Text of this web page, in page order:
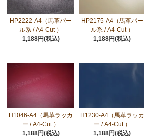
HP2222-A4（馬革パー
ル系 / A4-Cut ）
1,188円(税込)
HP2175-A4（馬革パー
ル系 / A4-Cut ）
1,188円(税込)
H1046-A4（馬革ラッカ
ー / A4-Cut ）
1,188円(税込)
H1230-A4（馬革ラッカ
ー / A4-Cut ）
1,188円(税込)